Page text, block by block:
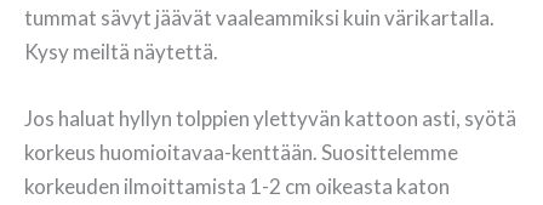
tummat sävyt jäävät vaaleammiksi kuin värikartalla.
Kysy meiltä näytettä.
Jos haluat hyllyn tolppien ylettyvän kattoon asti, syötä
korkeus huomioitavaa-kenttään. Suosittelemme
korkeuden ilmoittamista 1-2 cm oikeasta katon